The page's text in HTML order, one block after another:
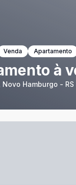
Venda Apartamento
à
Novo Hamburgo - RS